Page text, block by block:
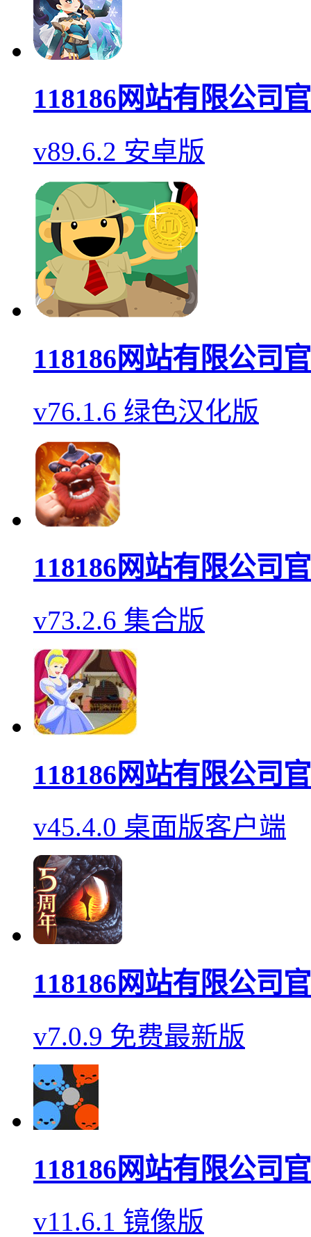
118186网站有限公司
v89.6.2 安卓版
118186网站有限公司
v76.1.6 绿色汉化版
118186网站有限公司
v73.2.6 集合版
118186网站有限公司
v45.4.0 桌面版客户端
118186网站有限公司
v7.0.9 免费最新版
118186网站有限公司
v11.6.1 镜像版